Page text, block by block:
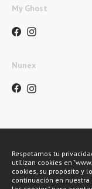
My Ghost
Nunex
Métodos de pago
Respetamos tu
utilizan cookies en
cookies, su propósito y
continuación en nuestra